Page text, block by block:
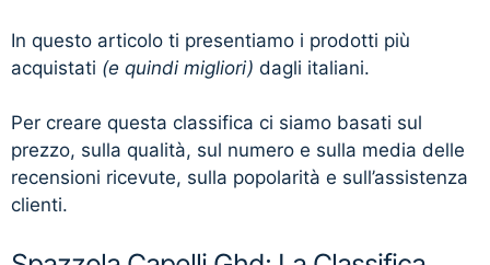
In questo articolo ti presentiamo i prodotti più
acquistati (e quindi migliori) dagli italiani.
Per creare questa classifica ci siamo basati sul
prezzo, sulla qualità, sul numero e sulla media delle
recensioni ricevute, sulla popolarità e sull’assistenza
clienti.